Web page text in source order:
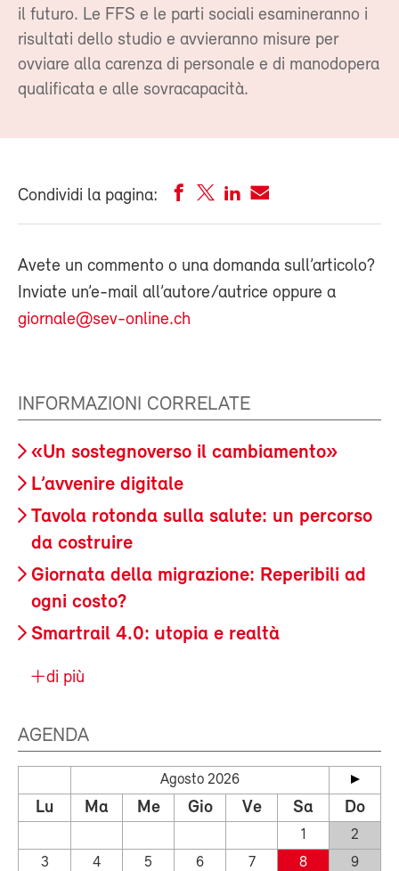
il futuro. Le FFS e le parti sociali esamineranno i
risultati dello studio e avvieranno misure per
ovviare alla carenza di personale e di manodopera
qualificata e alle sovracapacità.
Condividi la pagina:
Avete un commento o una domanda sull’articolo?
Inviate un’e-mail all’autore/autrice oppure a
giornale@sev-online.ch
INFORMAZIONI CORRELATE
«Un sostegnoverso il cambiamento»
L’avvenire digitale
Tavola rotonda sulla salute: un percorso
da costruire
Giornata della migrazione: Reperibili ad
ogni costo?
Smartrail 4.0: utopia e realtà
di più
AGENDA
Agosto 2026
Lu Ma Me Gio Ve Sa Do
1
2
3
4 5 6 7 8
9